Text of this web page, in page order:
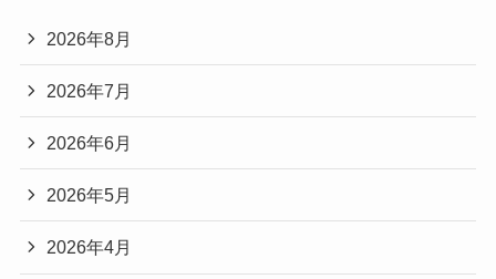
2026年8月
2026年7月
2026年6月
2026年5月
2026年4月